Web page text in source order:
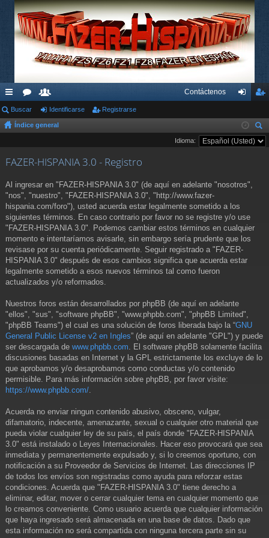
nl
ac
rá
pi
do
s
or
os
su
ari
Contáctenos
nti
fic
se
ist
ra
Buscar Identificarse Registrarse
Índice general
us
Idioma:
FAZER-HISPANIA 3.0 - Registro
Al ingresar en "FAZER-HISPANIA 3.0" (de aquí en adelante "nosotros",
"nos", "nuestro", "FAZER-HISPANIA 3.0", "http://www.fazer-
hispania.com/foro"), usted acuerda estar legalmente sometido a los
siguientes términos. En caso contrario por favor no se registre y/o use
"FAZER-HISPANIA 3.0". Podemos cambiar estos términos en cualquier
momento e intentaríamos avisarle, sin embargo sería prudente que los
revisase por su cuenta periódicamente. Seguir registrado a "FAZER-
HISPANIA 3.0" después de esos cambios significa que acuerda estar
legalmente sometido a esos nuevos términos tal como fueron
actualizados y/o reformados.
Nuestros foros están desarrollados por phpBB (de aquí en adelante
"ellos", "sus", "software phpBB", "www.phpbb.com", "phpBB Limited",
"phpBB Teams") el cual es una solución de foros liberada bajo la “GNU
General Public License v2 en Ingles” (de aquí en adelante "GPL") y puede
ser descargada de www.phpbb.com . El software phpBB solamente facilita
discusiones basadas en Internet y la GPL estrictamente los excluye de lo
que aprobamos y/o desaprobamos como conductas y/o contenido
permisible. Para más información sobre phpBB, por favor visite:
https://www.phpbb.com/
Acuerda no enviar ningun contenido abusivo, obsceno, vulgar,
difamatorio, indecente, amenazante, sexual o cualquier otro material que
pueda violar cualquier ley de su país, el país donde "FAZER-HISPANIA
3.0" está instalado o Leyes Internacionales. Hacer eso provocará que sea
inmediata y permanentemente expulsado y, si lo creemos oportuno, con
notificación a su Proveedor de Servicios de Internet. Las direcciones IP
de todos los envíos son registradas como ayuda para reforzar estas
condiciones. Acuerda que "FAZER-HISPANIA 3.0" tiene derecho a
eliminar, editar, mover o cerrar cualquier tema en cualquier momento que
lo creamos conveniente. Como usuario acuerda que cualquier información
que haya ingresado será almacenada en una base de datos. Dado que
esta información no será compartida con ninguna tercera parte sin su